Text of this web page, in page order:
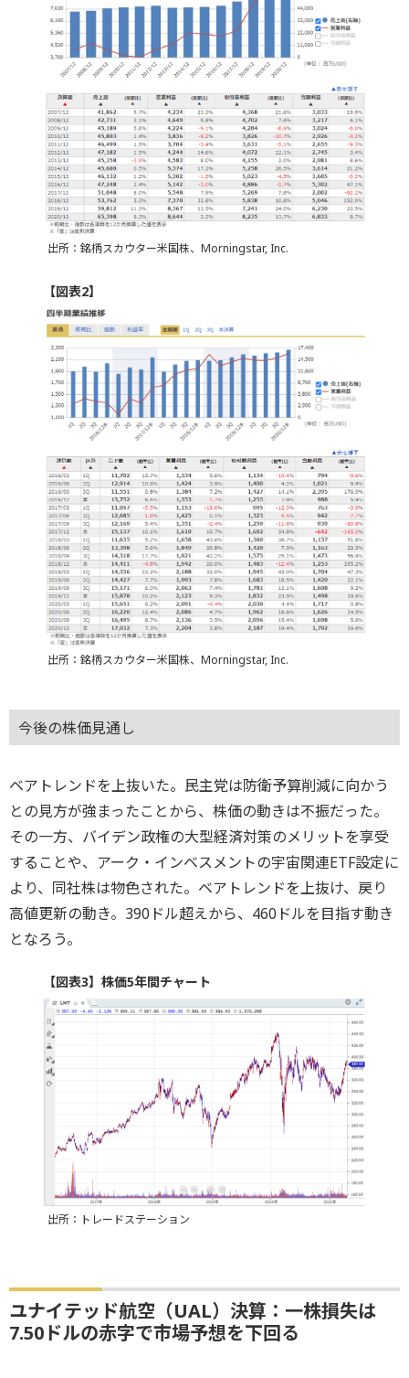
出所：銘柄スカウター米国株、Morningstar, Inc.
【図表2】
出所：銘柄スカウター米国株、Morningstar, Inc.
今後の株価見通し
ベアトレンドを上抜いた。民主党は防衛予算削減に向かう
との見方が強まったことから、株価の動きは不振だった。
その一方、バイデン政権の大型経済対策のメリットを享受
することや、アーク・インベスメントの宇宙関連ETF設定に
より、同社株は物色された。ベアトレンドを上抜け、戻り
高値更新の動き。390ドル超えから、460ドルを目指す動き
となろう。
【図表3】株価5年間チャート
出所：トレードステーション
ユナイテッド航空（UAL）決算：一株損失は
7.50ドルの赤字で市場予想を下回る